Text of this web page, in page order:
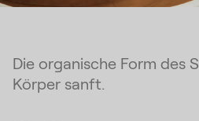
Die organische Form des
Körper sanft.